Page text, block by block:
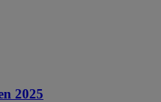
2025